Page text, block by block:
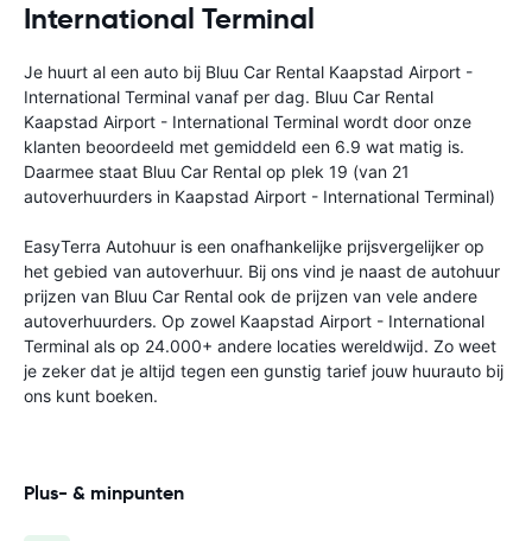
International Terminal
Je huurt al een auto bij Bluu Car Rental Kaapstad Airport -
International Terminal vanaf per dag. Bluu Car Rental
Kaapstad Airport - International Terminal wordt door onze
klanten beoordeeld met gemiddeld een 6.9 wat matig is.
Daarmee staat Bluu Car Rental op plek 19 (van 21
autoverhuurders in Kaapstad Airport - International Terminal)
EasyTerra Autohuur is een onafhankelijke prijsvergelijker op
het gebied van autoverhuur. Bij ons vind je naast de autohuur
prijzen van Bluu Car Rental ook de prijzen van vele andere
autoverhuurders. Op zowel Kaapstad Airport - International
Terminal als op 24.000+ andere locaties wereldwijd. Zo weet
je zeker dat je altijd tegen een gunstig tarief jouw huurauto bij
ons kunt boeken.
Plus- & minpunten